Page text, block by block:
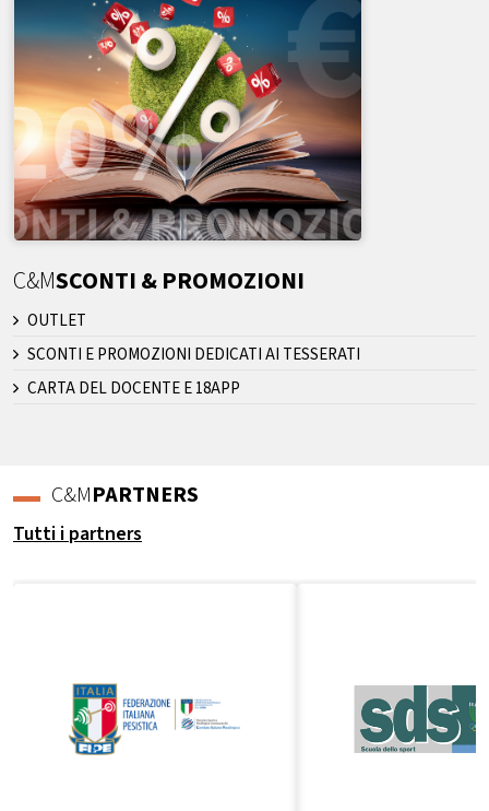
C&MSCONTI & PROMOZIONI
OUTLET
SCONTI E PROMOZIONI DEDICATI AI TESSERATI
CARTA DEL DOCENTE E 18APP
C&MPARTNERS
Tutti i partners